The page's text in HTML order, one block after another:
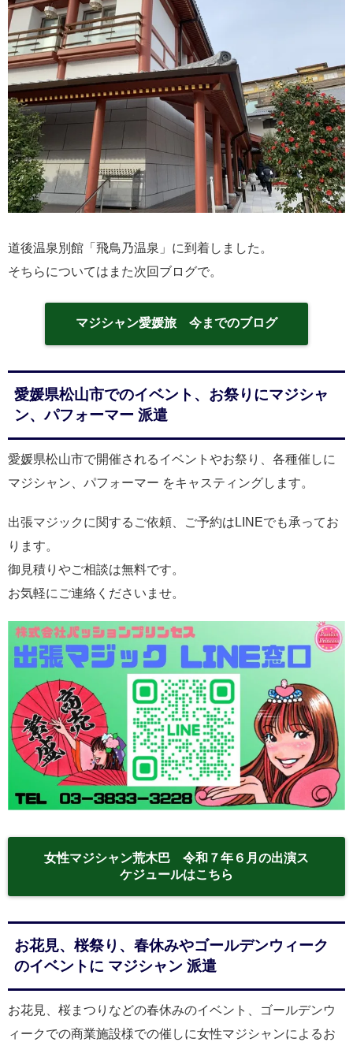
道後温泉別館「飛鳥乃温泉」に到着しました。
そちらについてはまた次回ブログで。
マジシャン愛媛旅 今までのブログ
愛媛県松山市でのイベント、お祭りにマジシャ
ン、パフォーマー 派遣
愛媛県松山市で開催されるイベントやお祭り、各種催しに
マジシャン、パフォーマー をキャスティングします。
出張マジックに関するご依頼、ご予約はLINEでも承ってお
ります。
御見積りやご相談は無料です。
お気軽にご連絡くださいませ。
女性マジシャン荒木巴 令和７年６月の出演ス
ケジュールはこちら
お花見、桜祭り、春休みやゴールデンウィーク
のイベントに マジシャン 派遣
お花見、桜まつりなどの春休みのイベント、ゴールデンウ
ィークでの商業施設様での催しに女性マジシャンによるお